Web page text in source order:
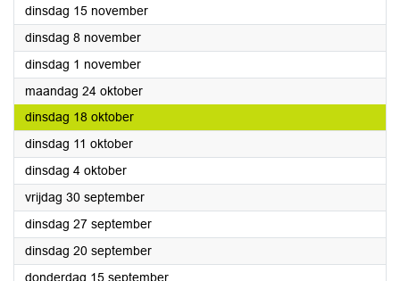
dinsdag 15 november2022
dinsdag 8 november2022
dinsdag 1 november2022
maandag 24 oktober2022
dinsdag 18 oktober2022
dinsdag 11 oktober2022
dinsdag 4 oktober2022
vrijdag 30 september2022
dinsdag 27 september2022
dinsdag 20 september2022
donderdag 15 september2022